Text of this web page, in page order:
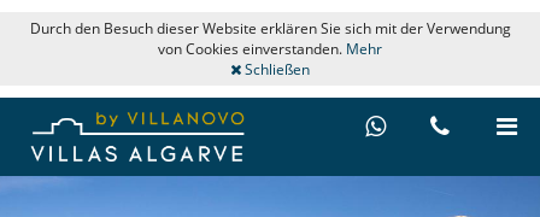
Durch den Besuch dieser Website erklären Sie sich mit der Verwendung
von Cookies einverstanden. Mehr
Schließen